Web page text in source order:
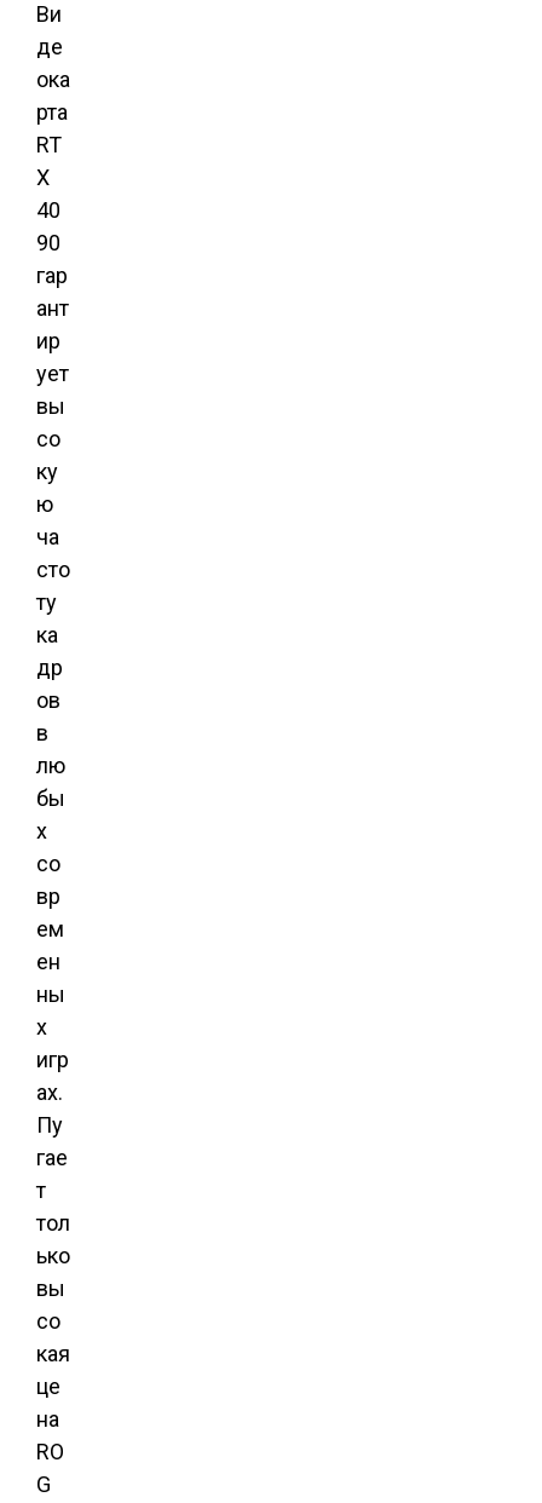
Ви
де
ока
рта
RT
X
40
90
гар
ант
ир
ует
вы
со
ку
ю
ча
сто
ту
ка
др
ов
в
лю
бы
х
со
вр
ем
ен
ны
х
игр
ах.
Пу
гае
т
тол
ько
вы
со
кая
це
на
RO
G